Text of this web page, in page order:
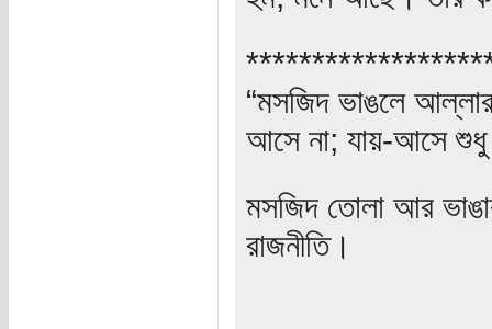
“মসজিদ ভাঙলে
আসে না; যায়-আসে শুধু
মসজিদ তোলা আর
রাজনীতি।